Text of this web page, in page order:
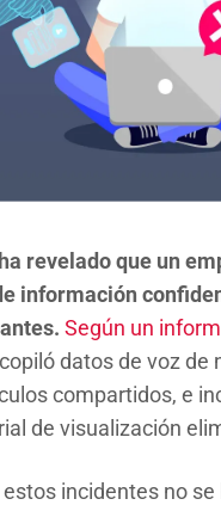
revelado que un
información
Según un
datos de voz
compartidos, e
de visualización
incidentes no